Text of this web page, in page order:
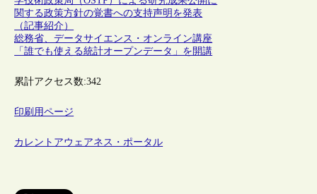
関する政策方針の覚書への支持声明を発表
（記事紹介）
総務省、データサイエンス・オンライン講座
「誰でも使える統計オープンデータ」を開講
累計アクセス数:342
印刷用ページ
カレントアウェアネス・ポータル